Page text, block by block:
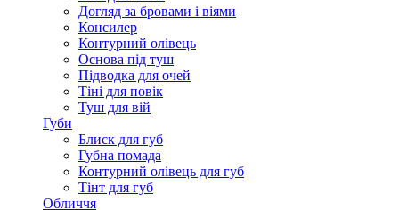
Догляд за бровами і віями
Консилер
Контурний олівець
Основа під туш
Підводка для очей
Тіні для повік
Туш для вій
Губи
Блиск для губ
Губна помада
Контурний олівець для губ
Тінт для губ
Обличчя